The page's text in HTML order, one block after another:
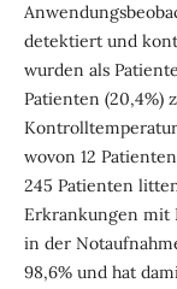
detektiert und
wurden als
Patienten (20,4%)
wovon 12
245 Patienten
Erkrankungen mit
in der
98,6% und hat